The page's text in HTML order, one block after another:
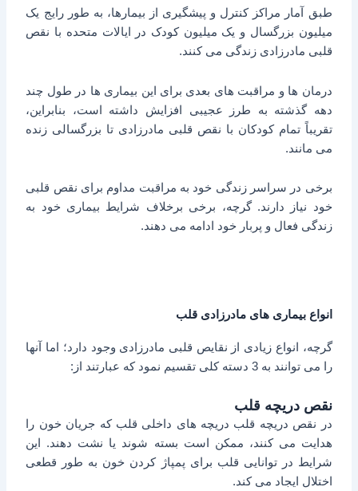
طبق آمار مراکز کنترل و پیشگیری از بیمارها، به طور رایج یک
میلیون بزرگسال و یک میلیون کودک در ایالات متحده با نقص
قلبی مادرزادی زندگی می کنند.
درمان ها و مراقبت های بعدی برای این بیماری ها در طول چند
دهه گذشته به طرز عجیبی افزایش داشته است، بنابراین،
تقریباً تمام کودکان با نقص قلبی مادرزادی تا بزرگسالی زنده
می مانند.
برخی در سراسر زندگی خود به مراقبت مداوم برای نقص قلبی
خود نیاز دارند. گرچه، برخی برخلاف شرایط بیماری خود به
زندگی فعال و پربار خود ادامه می دهند.
انواع بیماری های مادرزادی قلب
گرچه، انواع زیادی از نقایص قلبی مادرزادی وجود دارد؛ اما آنها
را می توانند به 3 دسته کلی تقسیم نمود که عبارتند از:
نقص دریچه قلب
در نقص دریچه قلب دریچه های داخلی قلب که جریان خون را
هدایت می کنند، ممکن است بسته شوند یا نشت دهند. این
شرایط در توانایی قلب برای پمپاژ کردن خون به طور قطعی
اختلال ایجاد می کند.